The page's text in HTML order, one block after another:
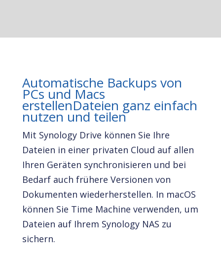
Automatische Backups von
PCs und Macs
erstellenDateien ganz einfach
nutzen und teilen
Mit Synology Drive können Sie Ihre
Dateien in einer privaten Cloud auf allen
Ihren Geräten synchronisieren und bei
Bedarf auch frühere Versionen von
Dokumenten wiederherstellen. In macOS
können Sie Time Machine verwenden, um
Dateien auf Ihrem Synology NAS zu
sichern.